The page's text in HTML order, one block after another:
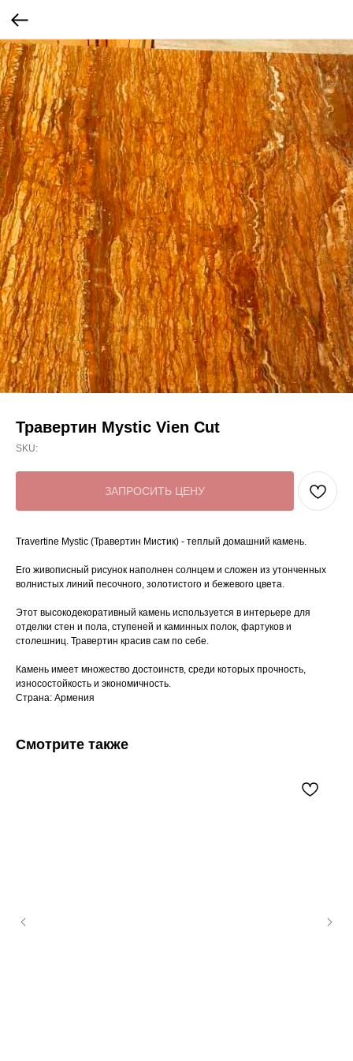
Травертин Mystic Vien Cut
SKU:
ЗАПРОСИТЬ ЦЕНУ
Travertine Mystic (Травертин Мистик) - теплый домашний камень.
Его живописный рисунок наполнен солнцем и сложен из утонченных
волнистых линий песочного, золотистого и бежевого цвета.
Этот высокодекоративный камень используется в интерьере для
отделки стен и пола, ступеней и каминных полок, фартуков и
столешниц. Травертин красив сам по себе.
Камень имеет множество достоинств, среди которых прочность,
износостойкость и экономичность.
Страна: Армения
Смотрите также